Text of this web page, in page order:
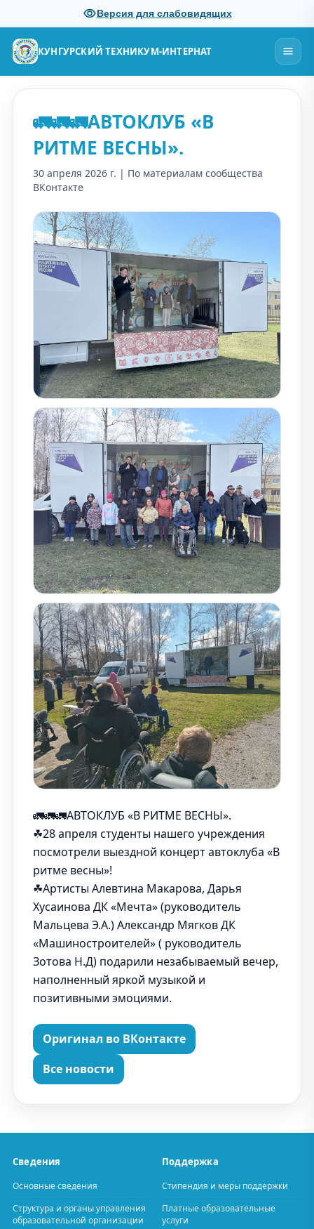
Версия для слабовидящих
КУНГУРСКИЙ ТЕХНИКУМ-ИНТЕРНАТ
🚛🚛🚛АВТОКЛУБ «В
РИТМЕ ВЕСНЫ».
30 апреля 2026 г. | По материалам сообщества
ВКонтакте
🚛🚛🚛АВТОКЛУБ «В РИТМЕ ВЕСНЫ».
☘28 апреля студенты нашего учреждения
посмотрели выездной концерт автоклуба «В
ритме весны»!
☘Артисты Алевтина Макарова, Дарья
Хусаинова ДК «Мечта» (руководитель
Мальцева Э.А.) Александр Мягков ДК
«Машиностроителей» ( руководитель
Зотова Н.Д) подарили незабываемый вечер,
наполненный яркой музыкой и
позитивными эмоциями.
Оригинал во ВКонтакте
Все новости
Сведения
Основные сведения
Структура и органы управления
образовательной организации
Поддержка
Стипендия и меры поддержки
Платные образовательные
услуги